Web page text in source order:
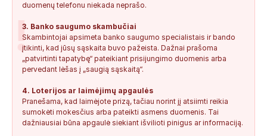
!
duomenų telefonu niekada neprašo.
3. Banko saugumo skambučiai
Skambintojai apsimeta banko saugumo specialistais ir bando
įtikinti, kad jūsų sąskaita buvo pažeista. Dažnai prašoma
„patvirtinti tapatybę“ pateikiant prisijungimo duomenis arba
pervedant lėšas į „saugią sąskaitą“.
4. Loterijos ar laimėjimų apgaulės
Pranešama, kad laimėjote prizą, tačiau norint jį atsiimti reikia
sumokėti mokesčius arba pateikti asmens duomenis. Tai
dažniausiai būna apgaulė siekiant išvilioti pinigus ar informaciją.